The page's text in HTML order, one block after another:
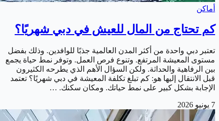
أماكن
كم تحتاج من المال للعيش في دبي شهريًا؟
تعتبر دبي واحدة من أكثر المدن العالمية جذبًا للوافدين. وذلك بفضل
مستوى المعيشة المرتفع. وتنوع فرص العمل. وتوفر نمط حياة يجمع
بين الرفاهية والحداثة. ولكن السؤال الأهم الذي يطرحه الكثيرون
قبل الانتقال إليها هو: كم تبلغ تكلفة المعيشة في دبي شهريًا؟ تعتمد
الإجابة بشكل كبير على نمط حياتك. ومكان سكنك. …
7 يونيو 2026